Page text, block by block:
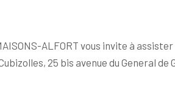
ALFORT vous invite à assister
25 bis avenue du General de